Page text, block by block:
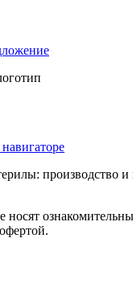
производство и
носят